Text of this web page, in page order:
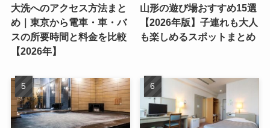
大洗へのアクセス方法まと
め｜東京から電車・車・バ
スの所要時間と料金を比較
【2026年】
山形の遊び場おすすめ15選
【2026年版】子連れも大人
も楽しめるスポットまとめ